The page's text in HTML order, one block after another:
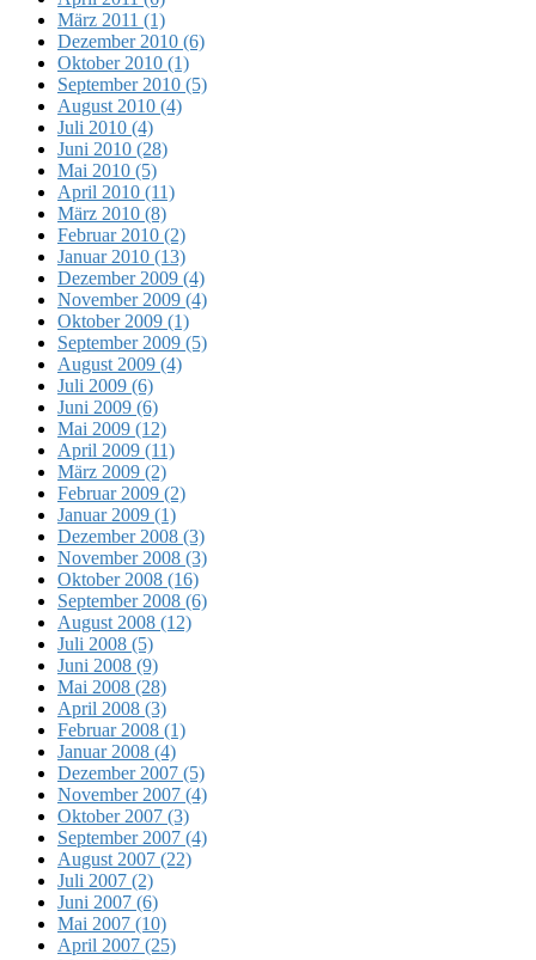
März 2011 (1)
Dezember 2010 (6)
Oktober 2010 (1)
September 2010 (5)
August 2010 (4)
Juli 2010 (4)
Juni 2010 (28)
Mai 2010 (5)
April 2010 (11)
März 2010 (8)
Februar 2010 (2)
Januar 2010 (13)
Dezember 2009 (4)
November 2009 (4)
Oktober 2009 (1)
September 2009 (5)
August 2009 (4)
Juli 2009 (6)
Juni 2009 (6)
Mai 2009 (12)
April 2009 (11)
März 2009 (2)
Februar 2009 (2)
Januar 2009 (1)
Dezember 2008 (3)
November 2008 (3)
Oktober 2008 (16)
September 2008 (6)
August 2008 (12)
Juli 2008 (5)
Juni 2008 (9)
Mai 2008 (28)
April 2008 (3)
Februar 2008 (1)
Januar 2008 (4)
Dezember 2007 (5)
November 2007 (4)
Oktober 2007 (3)
September 2007 (4)
August 2007 (22)
Juli 2007 (2)
Juni 2007 (6)
Mai 2007 (10)
April 2007 (25)